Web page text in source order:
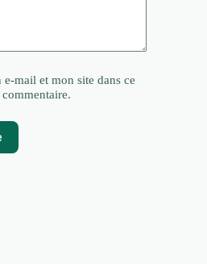
mail et mon site dans ce